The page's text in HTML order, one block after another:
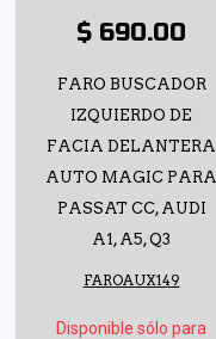
$ 690.00
FARO BUSCADOR
IZQUIERDO DE
FACIA DELANTERA
AUTO MAGIC PARA
PASSAT CC, AUDI
A1, A5, Q3
FAROAUX149
Disponible sólo para